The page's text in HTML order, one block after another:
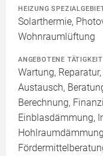
HEIZUNG
Solarthermie,
Wohnraumlüftung
ANGEBOTENE
Wartung,
Austausch,
Berechnung,
Einblasdämmung,